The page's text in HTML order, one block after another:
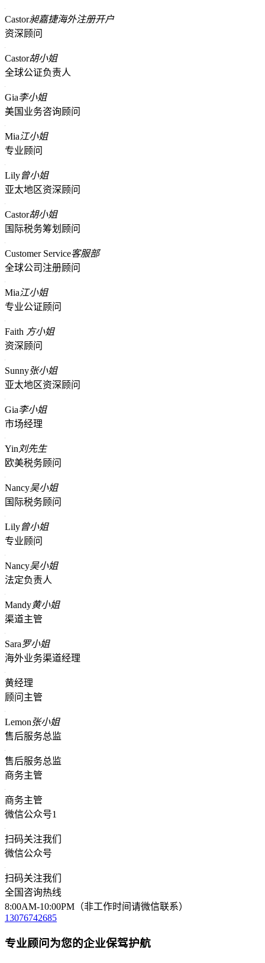
Castor昶嘉捷海外注册开户
资深顾问
Castor胡小姐
全球公证负责人
Gia李小姐
美国业务咨询顾问
Mia江小姐
专业顾问
Lily曾小姐
亚太地区资深顾问
Castor胡小姐
国际税务筹划顾问
Customer Service客服部
全球公司注册顾问
Mia江小姐
专业公证顾问
Faith 方小姐
资深顾问
Sunny张小姐
亚太地区资深顾问
Gia李小姐
市场经理
Yin 刘先生
欧美税务顾问
Nancy吴小姐
国际税务顾问
Lily曾小姐
专业顾问
Nancy吴小姐
法定负责人
Mandy黄小姐
渠道主管
Sara罗小姐
海外业务渠道经理
黄经理
顾问主管
Lemon张小姐
售后服务总监
售后服务总监
商务主管
商务主管
微信公众号1
扫码关注我们
微信公众号
扫码关注我们
全国咨询热线
8:00AM-10:00PM（非工作时间请微信联系）
13076742685
专业顾问为您的企业保驾护航